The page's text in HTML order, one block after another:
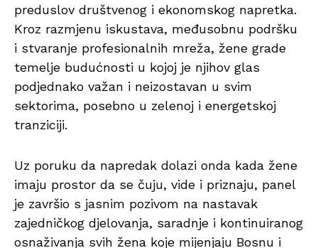
preduslov društvenog i ekonomskog napretka.
Kroz razmjenu iskustava, međusobnu podršku
i stvaranje profesionalnih mreža, žene grade
temelje budućnosti u kojoj je njihov glas
podjednako važan i neizostavan u svim
sektorima, posebno u zelenoj i energetskoj
tranziciji.
Uz poruku da napredak dolazi onda kada žene
imaju prostor da se čuju, vide i priznaju, panel
je završio s jasnim pozivom na nastavak
zajedničkog djelovanja, saradnje i kontinuiranog
osnaživanja svih žena koje mijenjaju Bosnu i